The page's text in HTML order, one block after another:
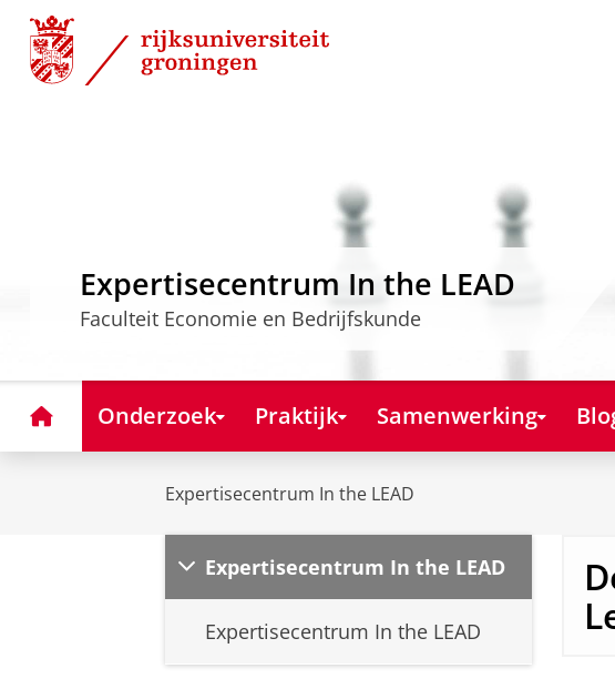
Skip
Content
Skip
Navigation
Expertisecentrum In the LEAD
Faculteit Economie en Bedrijfskunde
HomeOnderzoek Praktijk Samenwerking
Expertisecentrum In the LEAD
Expertisecentrum In the LEAD
Expertisecentrum In the LEAD